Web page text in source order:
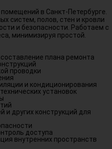
в Санкт-Петербурге.
систем, полов, стен и кровли
и безопасности. Работаем с
минимизируя простой.
плана ремонта
проводки
и кондиционирования
установок
и других конструкций для
доступа
внутренних пространств